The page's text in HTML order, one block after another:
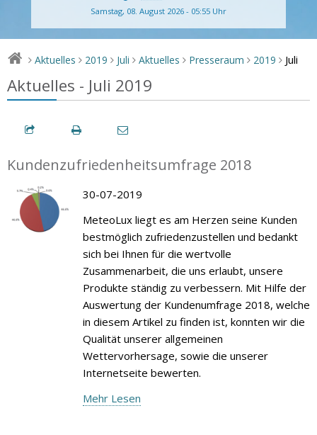
Samstag, 08. August 2026 - 05:55 Uhr
> Aktuelles > 2019 > Juli > Aktuelles > Presseraum > 2019 > Juli
Aktuelles - Juli 2019
Kundenzufriedenheitsumfrage 2018
30-07-2019
MeteoLux liegt es am Herzen seine Kunden
bestmöglich zufriedenzustellen und bedankt
sich bei Ihnen für die wertvolle
Zusammenarbeit, die uns erlaubt, unsere
Produkte ständig zu verbessern. Mit Hilfe der
Auswertung der Kundenumfrage 2018, welche
in diesem Artikel zu finden ist, konnten wir die
Qualität unserer allgemeinen
Wettervorhersage, sowie die unserer
Internetseite bewerten.
Mehr Lesen